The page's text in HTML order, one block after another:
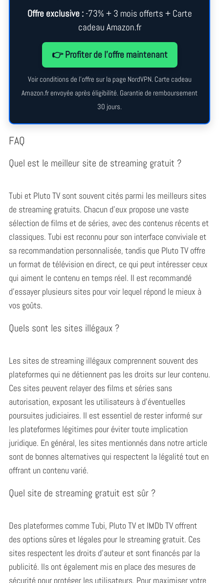
Offre exclusive :-73% + 3 mois offerts + Carte
cadeau Amazon.fr
👉 Profiter de l’offre maintenant
Voir conditions de l’offre sur la page NordVPN. Carte cadeau
Amazon.fr envoyée après éligibilité. Garantie de remboursement
30 jours.
FAQ
Quel est le meilleur site de streaming gratuit ?
Tubi et Pluto TV sont souvent cités parmi les meilleurs sites
de streaming gratuits. Chacun d’eux propose une vaste
sélection de films et de séries, avec des contenus récents et
classiques. Tubi est reconnu pour son interface conviviale et
sa recommandation personnalisée, tandis que Pluto TV offre
un format de télévision en direct, ce qui peut intéresser ceux
qui aiment le contenu en temps réel. Il est recommandé
d’essayer plusieurs sites pour voir lequel répond le mieux à
vos goûts.
Quels sont les sites illégaux ?
Les sites de streaming illégaux comprennent souvent des
plateformes qui ne détiennent pas les droits sur leur contenu.
Ces sites peuvent relayer des films et séries sans
autorisation, exposant les utilisateurs à d’éventuelles
poursuites judiciaires. Il est essentiel de rester informé sur
les plateformes légitimes pour éviter toute implication
juridique. En général, les sites mentionnés dans notre article
sont de bonnes alternatives qui respectent la légalité tout en
offrant un contenu varié.
Quel site de streaming gratuit est sûr ?
Des plateformes comme Tubi, Pluto TV et IMDb TV offrent
des options sûres et légales pour le streaming gratuit. Ces
sites respectent les droits d’auteur et sont financés par la
publicité. Ils ont également mis en place des mesures de
sécurité pour protéger les utilisateurs. Pour maximiser votre